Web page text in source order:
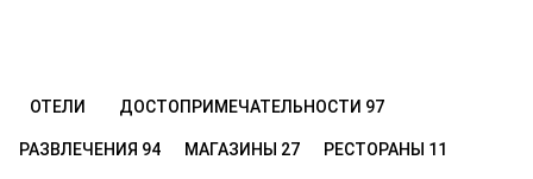
ОТЕЛИ ДОСТОПРИМЕЧАТЕЛЬНОСТИ 97
РАЗВЛЕЧЕНИЯ 94 МАГАЗИНЫ 27 РЕСТОРАНЫ 11